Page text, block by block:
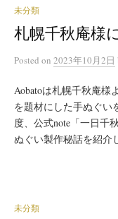
未分類
札幌千秋庵様
Posted on 2023年10月2日
Aobatoは札幌千秋庵様
を題材にした手ぬぐい
度、公式note「一日千
ぬぐい製作秘話を紹介
未分類